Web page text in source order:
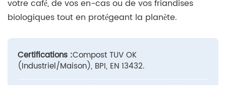
votre café, de vos en-cas ou de vos friandises
biologiques tout en protégeant la planète.
Certifications :Compost TUV OK
(Industriel/Maison), BPI, EN 13432.